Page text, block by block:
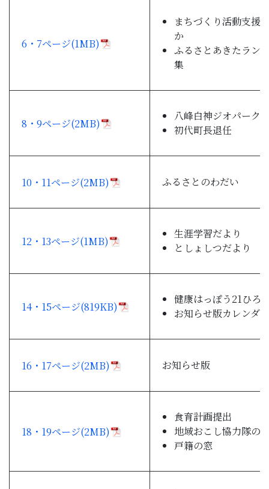
6・7ページ(1MB)
まちづくり活動支援
か
ふるさとあきたラン
集
8・9ページ(2MB)
八峰白神ジオパーク
初代町長退任
10・11ページ(2MB) ふるさとのわだい
12・13ページ(1MB)
生涯学習だより
としょしつだより
14・15ページ(819KB)
健康はっぽう21ひろ
お知らせ版カレンダー
16・17ページ(2MB) お知らせ版
18・19ページ(2MB)
食育計画提出
地域おこし協力隊の
戸籍の窓